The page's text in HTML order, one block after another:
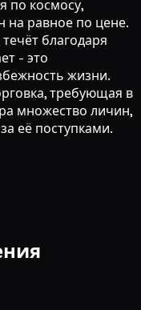
по космосу,
на равное по цене.
благодаря
- это
жизни.
требующая в
множество личин,
её поступками.